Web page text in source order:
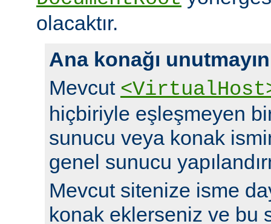
olacaktır.
Ana konağı unutmayın
Mevcut
hiçbiriyle eşleşmeyen
sunucu veya konak
genel sunucu
Mevcut sitenize isme
konak eklerseniz ve bu